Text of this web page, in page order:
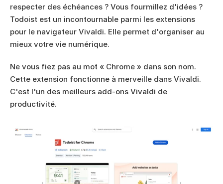
respecter des échéances ? Vous fourmillez d'idées ?
Todoist est un incontournable parmi les extensions
pour le navigateur Vivaldi. Elle permet d'organiser au
mieux votre vie numérique.
Ne vous fiez pas au mot « Chrome » dans son nom.
Cette extension fonctionne à merveille dans Vivaldi.
C'est l'un des meilleurs add-ons Vivaldi de
productivité.